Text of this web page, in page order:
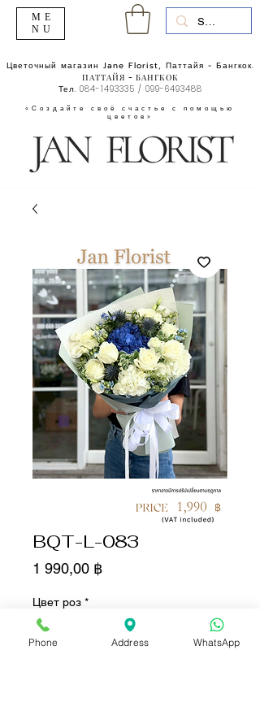
«Создайте своё счастье с помощью
цветов»
Цветочный магазин Jane Florist, Паттайя - Бангкок.
ПАТТАЙЯ - БАНГКОК
Тел. 084-1493335 / 099-6493488
ME
NU
BQT-L-083
1 990,00 ฿Цена
Цвет роз *
Phone Address WhatsApp